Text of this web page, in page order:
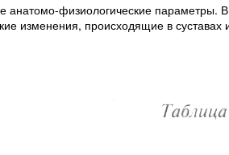
анатомо-физиологические параметры. В
изменения, происходящие в суставах